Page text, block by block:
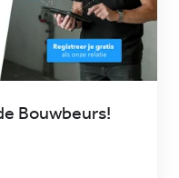
Bouwbeurs!